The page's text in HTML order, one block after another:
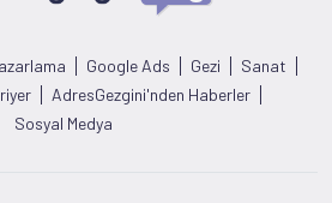
Google Ads Gezi
Sanat
AdresGezgini'nden Haberler
Sosyal Medya